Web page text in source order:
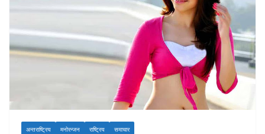
अन्तराष्ट्रिय मनोरन्जन राष्ट्रिय समाचार